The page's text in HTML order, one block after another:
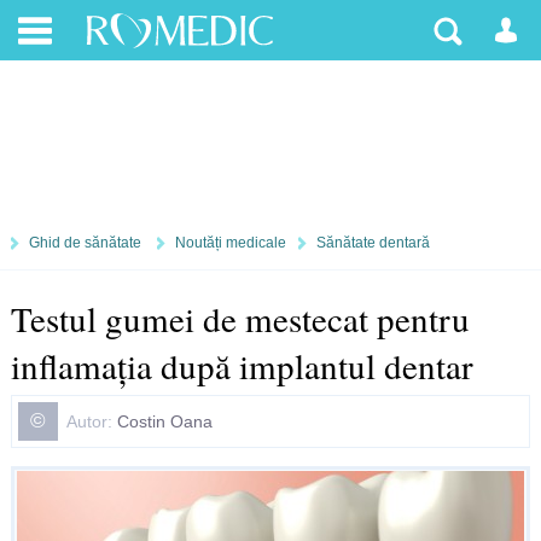
Ghid de sănătate Noutăți medicale Sănătate dentară
Testul gumei de mestecat pentru
inflamaţia după implantul dentar
© Autor: Costin Oana